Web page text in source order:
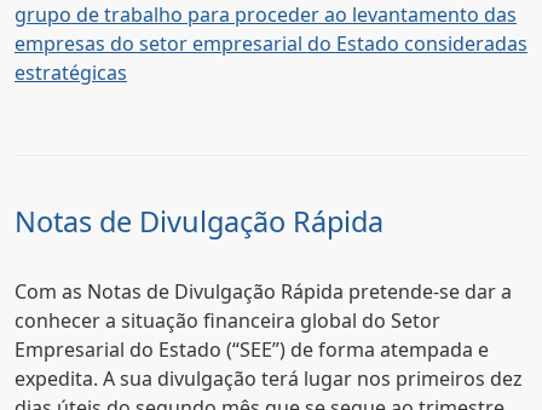
grupo de trabalho para proceder ao levantamento das
empresas do setor empresarial do Estado consideradas
estratégicas
Notas de Divulgação Rápida
Com as Notas de Divulgação Rápida pretende-se dar a
conhecer a situação financeira global do Setor
Empresarial do Estado (“SEE”) de forma atempada e
expedita. A sua divulgação terá lugar nos primeiros dez